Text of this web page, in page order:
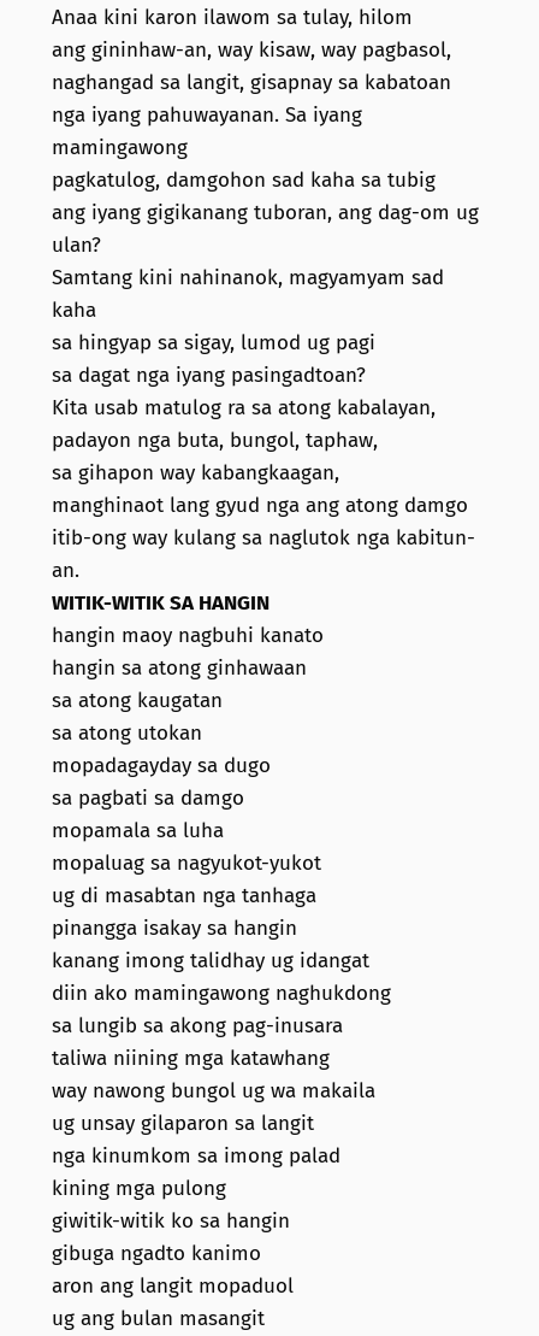
Anaa kini karon ilawom sa tulay, hilom
ang gininhaw-an, way kisaw, way pagbasol,
naghangad sa langit, gisapnay sa kabatoan
nga iyang pahuwayanan. Sa iyang
mamingawong
pagkatulog, damgohon sad kaha sa tubig
ang iyang gigikanang tuboran, ang dag-om ug
ulan?
Samtang kini nahinanok, magyamyam sad
kaha
sa hingyap sa sigay, lumod ug pagi
sa dagat nga iyang pasingadtoan?
Kita usab matulog ra sa atong kabalayan,
padayon nga buta, bungol, taphaw,
sa gihapon way kabangkaagan,
manghinaot lang gyud nga ang atong damgo
itib-ong way kulang sa naglutok nga kabitun-
an.
WITIK-WITIK SA HANGIN
hangin maoy nagbuhi kanato
hangin sa atong ginhawaan
sa atong kaugatan
sa atong utokan
mopadagayday sa dugo
sa pagbati sa damgo
mopamala sa luha
mopaluag sa nagyukot-yukot
ug di masabtan nga tanhaga
pinangga isakay sa hangin
kanang imong talidhay ug idangat
diin ako mamingawong naghukdong
sa lungib sa akong pag-inusara
taliwa niining mga katawhang
way nawong bungol ug wa makaila
ug unsay gilaparon sa langit
nga kinumkom sa imong palad
kining mga pulong
giwitik-witik ko sa hangin
gibuga ngadto kanimo
aron ang langit mopaduol
ug ang bulan masangit